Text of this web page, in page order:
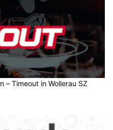
– Timeout in Wollerau SZ